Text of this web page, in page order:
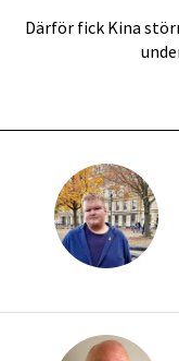
Därför fick Kina